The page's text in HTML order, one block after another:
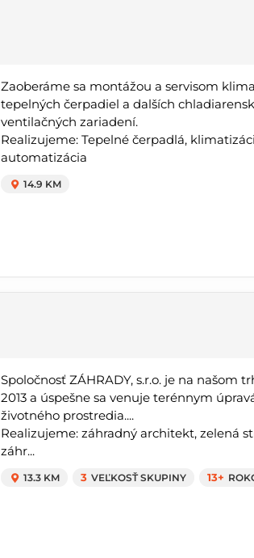
Zaoberáme sa montážou a servisom
tepelných čerpadiel a dalších
ventilačných zariadení.
Realizujeme: Tepelné čerpadlá,
automatizácia
14.9 KM
Spoločnosť ZÁHRADY, s.r.o. je na našom
2013 a úspešne sa venuje terénnym
životného prostredia....
Realizujeme: záhradný architekt, zelená
záhr...
13.3 KM 3 VEĽKOSŤ SKUPINY 13+